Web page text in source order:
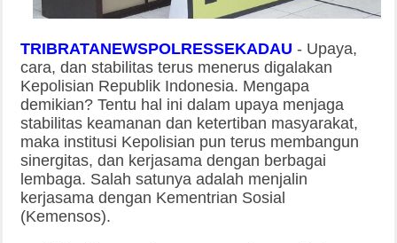
TRIBRATANEWSPOLRESSEKADAU - Upaya,
cara, dan stabilitas terus menerus digalakan
Kepolisian Republik Indonesia. Mengapa
demikian? Tentu hal ini dalam upaya menjaga
stabilitas keamanan dan ketertiban masyarakat,
maka institusi Kepolisian pun terus membangun
sinergitas, dan kerjasama dengan berbagai
lembaga. Salah satunya adalah menjalin
kerjasama dengan Kementrian Sosial
(Kemensos).